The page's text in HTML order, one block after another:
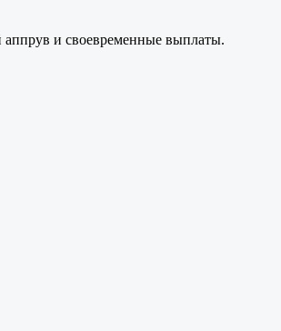
аппрув и своевременные выплаты.